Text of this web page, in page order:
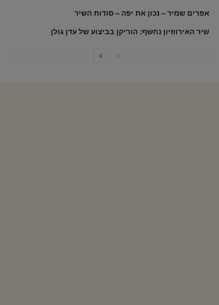
אפרים שמיר – נכון את יפה – סודות השיר
שיר האירווזיון נחשף: הוריקן בביצוע של עדן גולן